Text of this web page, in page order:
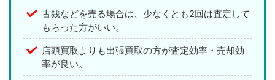
古銭などを売る場合は、少なくとも2回は査定して
もらった方がいい。
店頭買取よりも出張買取の方が査定効率・売却効
率が良い。